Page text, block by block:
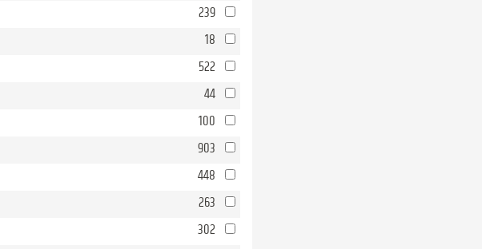
239
18
522
44
100
903
448
263
302